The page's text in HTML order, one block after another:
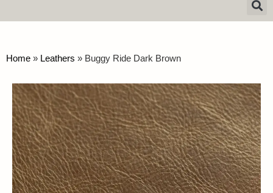
Home » Leathers » Buggy Ride Dark Brown